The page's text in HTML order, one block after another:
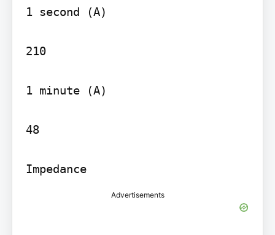
1 second (A)
210
1 minute (A)
48
Impedance
Advertisements